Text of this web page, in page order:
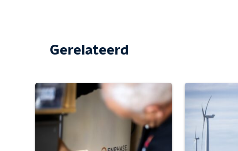
Gerelateerd